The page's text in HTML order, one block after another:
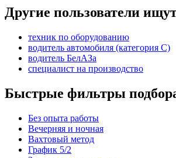
Другие пользователи
техник по оборудованию
водитель автомобиля (категория C)
водитель БелАЗа
специалист на производство
Быстрые фильтры
Без опыта работы
Вечерняя и ночная
Вахтовый метод
График 5/2